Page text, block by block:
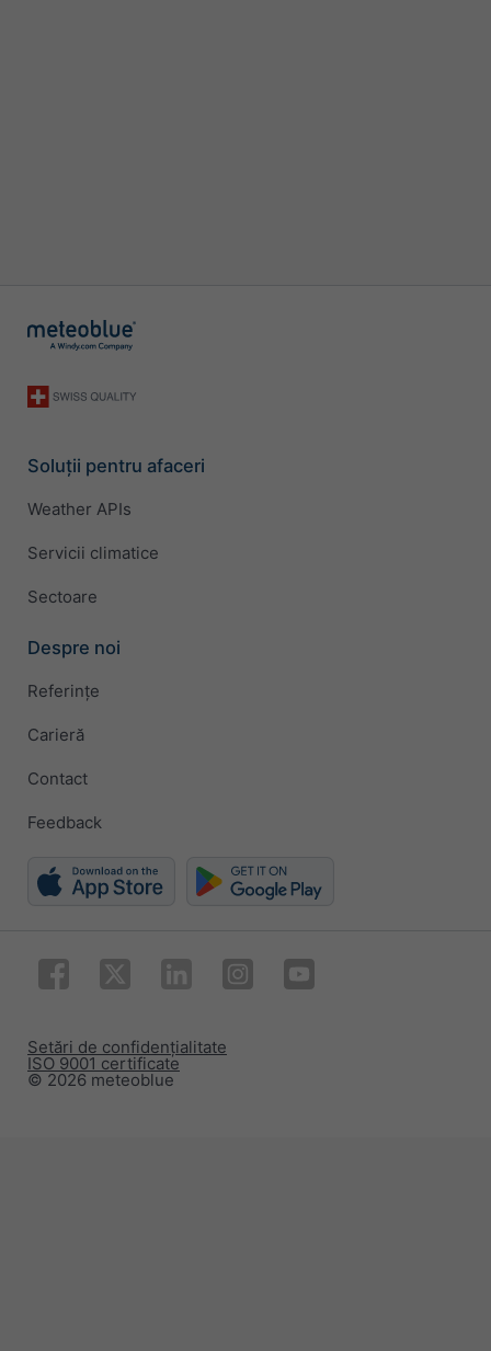
Soluții pentru afaceri
Weather APIs
Servicii climatice
Sectoare
Despre noi
Referințe
Carieră
Contact
Feedback
© 2026 meteoblue
ISO 9001 certificate
Setări de confidențialitate